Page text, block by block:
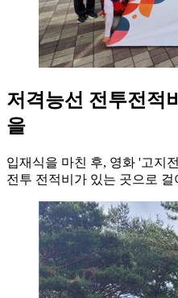
저격능선 전투전적
을
입재식을 마친 후, 영화 '고지
전투 전적비가 있는 곳으로